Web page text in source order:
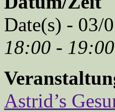
Date(s) - 03/
18:00 - 19:00
Astrid’s